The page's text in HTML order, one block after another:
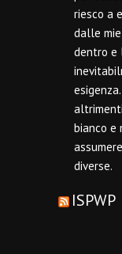
riesco a
dalle
dentro e
bianco e
diverse.
ISPWP